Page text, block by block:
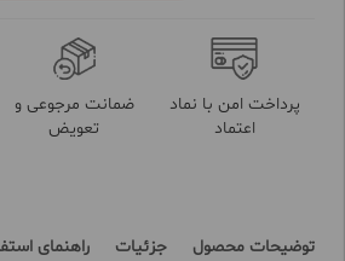
پرداخت امن با نماد
اعتماد
ضمانت مرجوعی و
تعویض
توضیحات محصول جزئیات راهنمای